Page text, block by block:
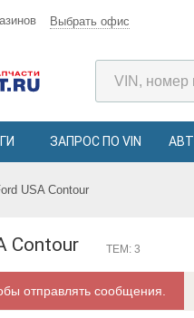
Выбрать офис
ЗАПРОС ПО VIN
USA Contour
Contour ТЕМ: 3
отправлять сообщения.